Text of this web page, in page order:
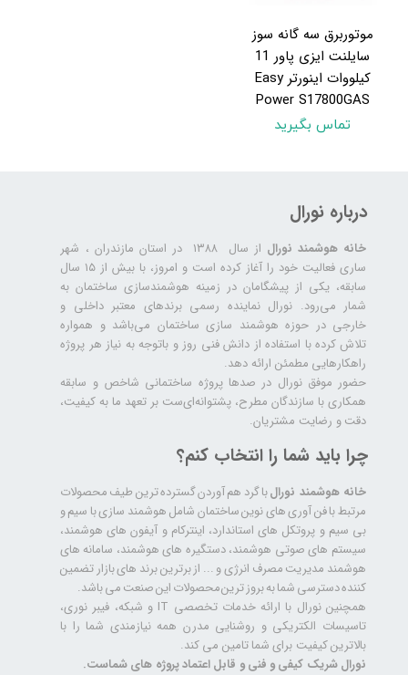
موتوربرق سه گانه سوز
سایلنت ایزی پاور 11
کيلووات اينورتر Easy
Power S17800GAS
تماس بگیرید
درباره نورال
خانه هوشمند نورال
از سال ۱۳۸۸ در استان مازندران ، شهر
ساری فعالیت خود را آغاز کرده است و امروز، با بیش از ۱۵ سال
سابقه، یکی از پیشگامان در زمینه هوشمندسازی ساختمان به
شمار می‌رود. نورال نماینده رسمی برندهای معتبر داخلی و
خارجی در حوزه هوشمند سازی ساختمان می‌باشد و همواره
تلاش کرده با استفاده از دانش فنی روز و باتوجه به نیاز هر پروژه
راهکارهایی مطمئن ارائه دهد.
حضور موفق نورال در صدها پروژه‌ ساختمانی شاخص و سابقه
همکاری با سازندگان مطرح، پشتوانه‌ای‌ست بر تعهد ما به کیفیت،
دقت و رضایت مشتریان.
چرا باید شما را انتخاب کنم؟
خانه هوشمند نورالبا گرد هم آوردن گسترده ترین طیف محصولات
مرتبط با فن آوری های نوین ساختمان شامل هوشمند سازی با سیم و
بی سیم و پروتکل های استاندارد، اینترکام و آیفون های هوشمند،
سیستم های صوتی هوشمند، دستگیره های هوشمند، سامانه های
هوشمند مدیریت مصرف انرژی و ... از برترین برند های بازار تضمین
کننده دسترسی شما به بروز ترین محصولات این صنعت می باشد.
همچنین نورال با ارائه خدمات تخصصی IT و شبکه، فیبر نوری،
تاسیسات الکتریکی و روشنایی مدرن همه نیازمندی شما را با
بالاترین کیفیت برای شما تامین می کند.
نورال شریک کیفی و فنی و قابل اعتماد پروژه های شماست.